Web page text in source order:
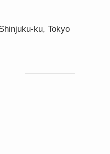
ku, Tokyo